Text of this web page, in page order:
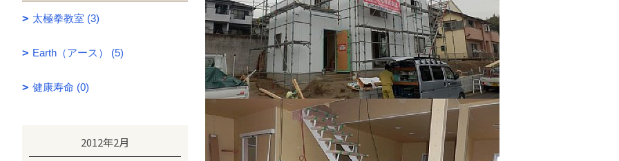
太極拳教室 (3)
Earth（アース） (5)
健康寿命 (0)
2012年2月